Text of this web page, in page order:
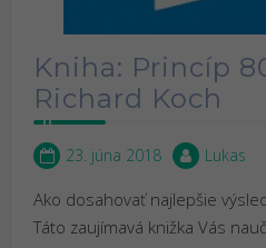
Kniha: Princíp
Richard Koch
23. júna 2018 Lukas
Ako dosahovať najlepšie
Táto zaujímavá knižka Vás